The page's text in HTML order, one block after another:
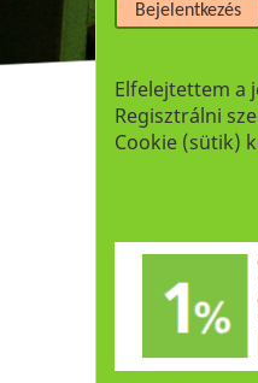
Bejelentkezés
Elfelejtettem a
Regisztrálni
Cookie (sütik)